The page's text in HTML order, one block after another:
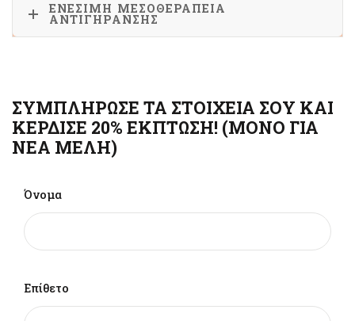
ΕΝΕΣΙΜΗ ΜΕΣΟΘΕΡΑΠΕΙΑ
ΑΝΤΙΓΗΡΑΝΣΗΣ
ΣΥΜΠΛΗΡΩΣΕ ΤΑ ΣΤΟΙΧΕΙΑ ΣΟΥ ΚΑΙ
ΚΕΡΔΙΣΕ 20% ΕΚΠΤΩΣΗ! (ΜΟΝΟ ΓΙΑ
ΝΕΑ ΜΕΛΗ)
Όνομα
Επίθετο